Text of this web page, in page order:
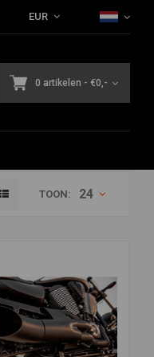
EUR
0 artikelen - €0,-
TOON: 24